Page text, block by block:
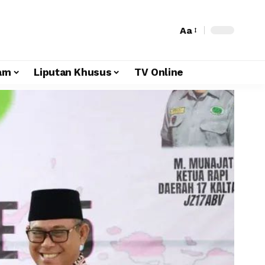
Aa
Liputan Khusus TV Online